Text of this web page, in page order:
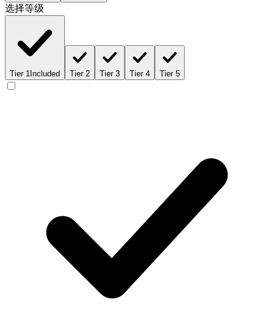
选择等级
Tier 1 Included Tier 2 Tier 3 Tier 4 Tier 5